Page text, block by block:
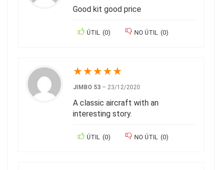
Good kit good price
ÚTIL (0) NO ÚTIL (0)
★★★★★
JIMBO 53 – 23/12/2020
A classic aircraft with an
interesting story.
ÚTIL (0) NO ÚTIL (0)